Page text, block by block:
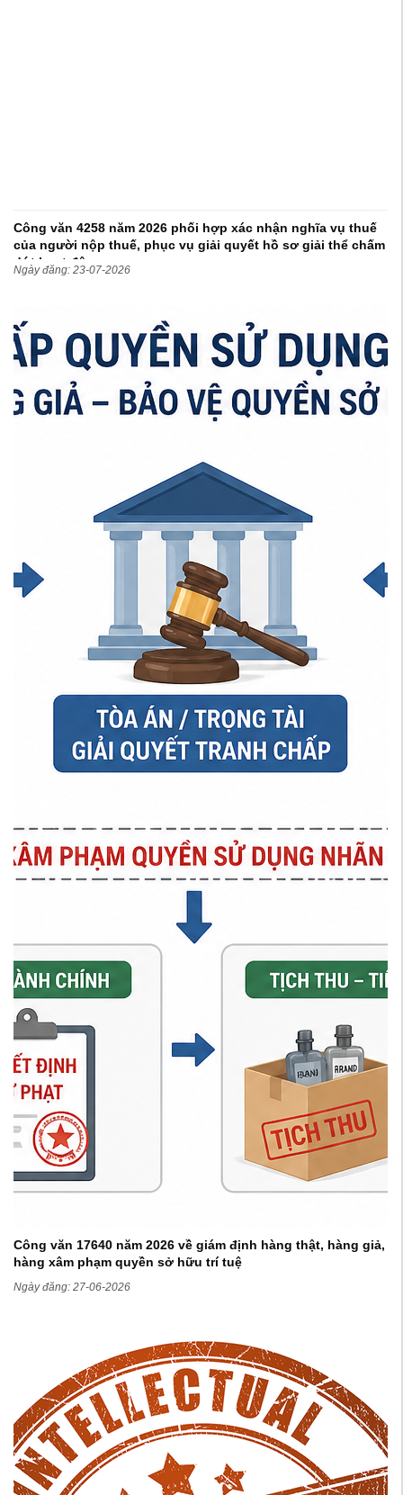
Công văn 4258 năm 2026 phối hợp xác nhận nghĩa vụ thuế
của người nộp thuế, phục vụ giải quyết hồ sơ giải thể chấm
dứt hoạt động
Ngày đăng: 23-07-2026
Công văn 17640 năm 2026 về giám định hàng thật, hàng giả,
hàng xâm phạm quyền sở hữu trí tuệ
Ngày đăng: 27-06-2026